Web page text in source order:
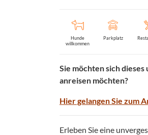
Hunde
willkommen
Parkplatz
Sie möchten sich
anreisen möchten?
Hier gelangen Sie zum
Erleben Sie eine